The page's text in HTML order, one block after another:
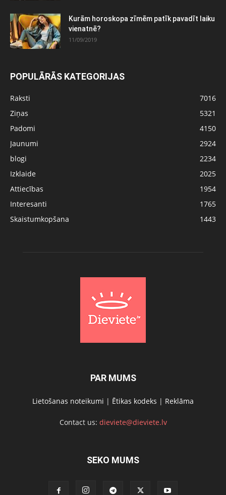
Kurām horoskopa zīmēm patīk pavadīt laiku
vienatnē?
11/09/2019
POPULĀRĀS KATEGORIJAS
Raksti
7016
Ziņas
5321
Padomi
4150
Jaunumi
2924
blogi
2234
Izklaide
2025
Attiecības
1954
Interesanti
1765
Skaistumkopšana
1443
PAR MUMS
Lietošanas noteikumi | Ētikas kodeks | Reklāma
Contact us: dieviete@dieviete.lv
SEKO MUMS